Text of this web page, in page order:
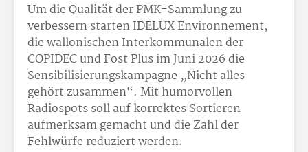
Um die Qualität der PMK-Sammlung zu
verbessern starten IDELUX Environnement,
die wallonischen Interkommunalen der
COPIDEC und Fost Plus im Juni 2026 die
Sensibilisierungskampagne „Nicht alles
gehört zusammen“. Mit humorvollen
Radiospots soll auf korrektes Sortieren
aufmerksam gemacht und die Zahl der
Fehlwürfe reduziert werden.